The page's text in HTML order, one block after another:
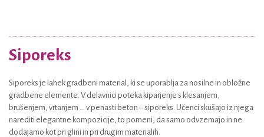
Siporeks
Siporeks je lahek gradbeni material, ki se uporablja za nosilne in obložne
gradbene elemente. V delavnici poteka kiparjenje s klesanjem,
brušenjem, vrtanjem ... v penasti beton – siporeks. Učenci skušajo iz njega
narediti elegantne kompozicije, to pomeni, da samo odvzemajo in ne
dodajamo kot pri glini in pri drugim materialih.